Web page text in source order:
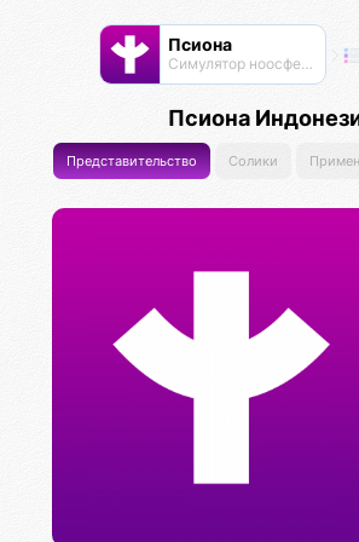
Псиона
Cимулятор ноосферы
Псиона
Представительство Солики